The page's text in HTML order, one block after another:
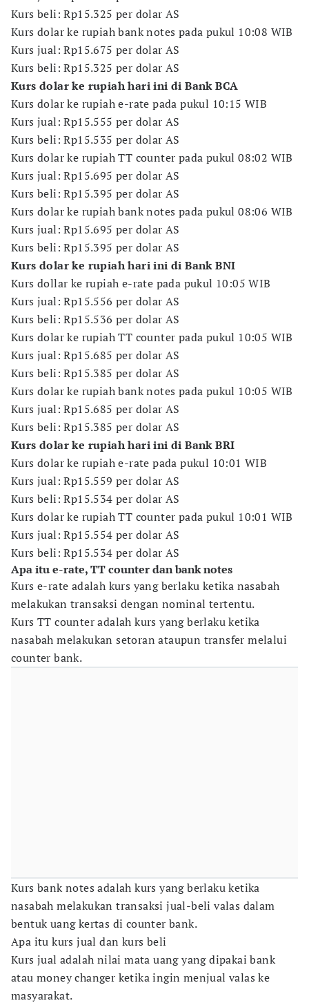
Kurs beli: Rp15.325 per dolar AS
Kurs dolar ke rupiah bank notes pada pukul 10:08 WIB
Kurs jual: Rp15.675 per dolar AS
Kurs beli: Rp15.325 per dolar AS
Kurs dolar ke rupiah hari ini di Bank BCA
Kurs dolar ke rupiah e-rate pada pukul 10:15 WIB
Kurs jual: Rp15.555 per dolar AS
Kurs beli: Rp15.535 per dolar AS
Kurs dolar ke rupiah TT counter pada pukul 08:02 WIB
Kurs jual: Rp15.695 per dolar AS
Kurs beli: Rp15.395 per dolar AS
Kurs dolar ke rupiah bank notes pada pukul 08:06 WIB
Kurs jual: Rp15.695 per dolar AS
Kurs beli: Rp15.395 per dolar AS
Kurs dolar ke rupiah hari ini di Bank BNI
Kurs dollar ke rupiah e-rate pada pukul 10:05 WIB
Kurs jual: Rp15.556 per dolar AS
Kurs beli: Rp15.536 per dolar AS
Kurs dolar ke rupiah TT counter pada pukul 10:05 WIB
Kurs jual: Rp15.685 per dolar AS
Kurs beli: Rp15.385 per dolar AS
Kurs dolar ke rupiah bank notes pada pukul 10:05 WIB
Kurs jual: Rp15.685 per dolar AS
Kurs beli: Rp15.385 per dolar AS
Kurs dolar ke rupiah hari ini di Bank BRI
Kurs dolar ke rupiah e-rate pada pukul 10:01 WIB
Kurs jual: Rp15.559 per dolar AS
Kurs beli: Rp15.534 per dolar AS
Kurs dolar ke rupiah TT counter pada pukul 10:01 WIB
Kurs jual: Rp15.554 per dolar AS
Kurs beli: Rp15.534 per dolar AS
Apa itu e-rate, TT counter dan bank notes
Kurs e-rate adalah kurs yang berlaku ketika nasabah
melakukan transaksi dengan nominal tertentu.
Kurs TT counter adalah kurs yang berlaku ketika
nasabah melakukan setoran ataupun transfer melalui
counter bank.
Kurs bank notes adalah kurs yang berlaku ketika
nasabah melakukan transaksi jual-beli valas dalam
bentuk uang kertas di counter bank.
Apa itu kurs jual dan kurs beli
Kurs jual adalah nilai mata uang yang dipakai bank
atau money changer ketika ingin menjual valas ke
masyarakat.